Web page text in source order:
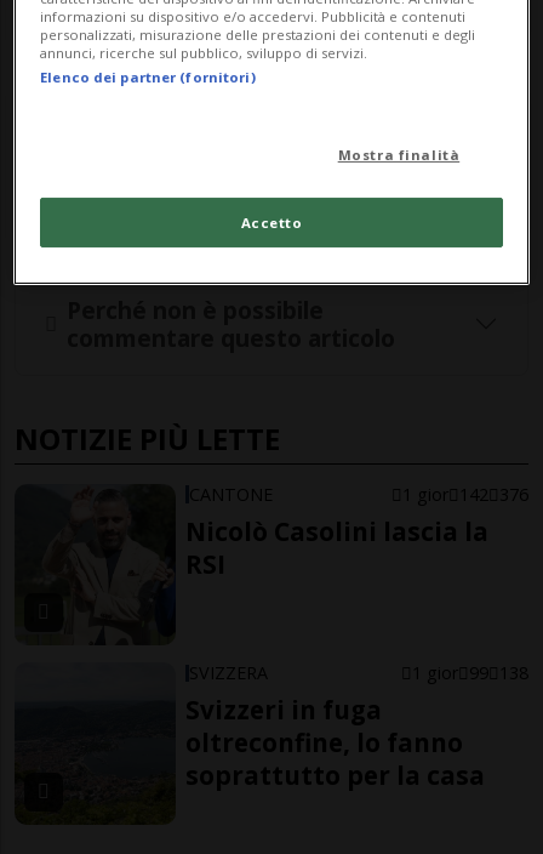
per ricevere le notizie più importanti
direttamente nella tua casella di posta.
NOTIZIE PIÙ LETTE
CANTONE 1 gior 142 376
Nicolò Casolini lascia la
RSI
SVIZZERA 1 gior 99 138
Svizzeri in fuga
oltreconfine, lo fanno
soprattutto per la casa
informazioni su dispositivo e/o accedervi. Pubblicità e contenuti
personalizzati, misurazione delle prestazioni dei contenuti e degli
annunci, ricerche sul pubblico, sviluppo di servizi.
Elenco dei partner (fornitori)
Mostra finalità
Accetto